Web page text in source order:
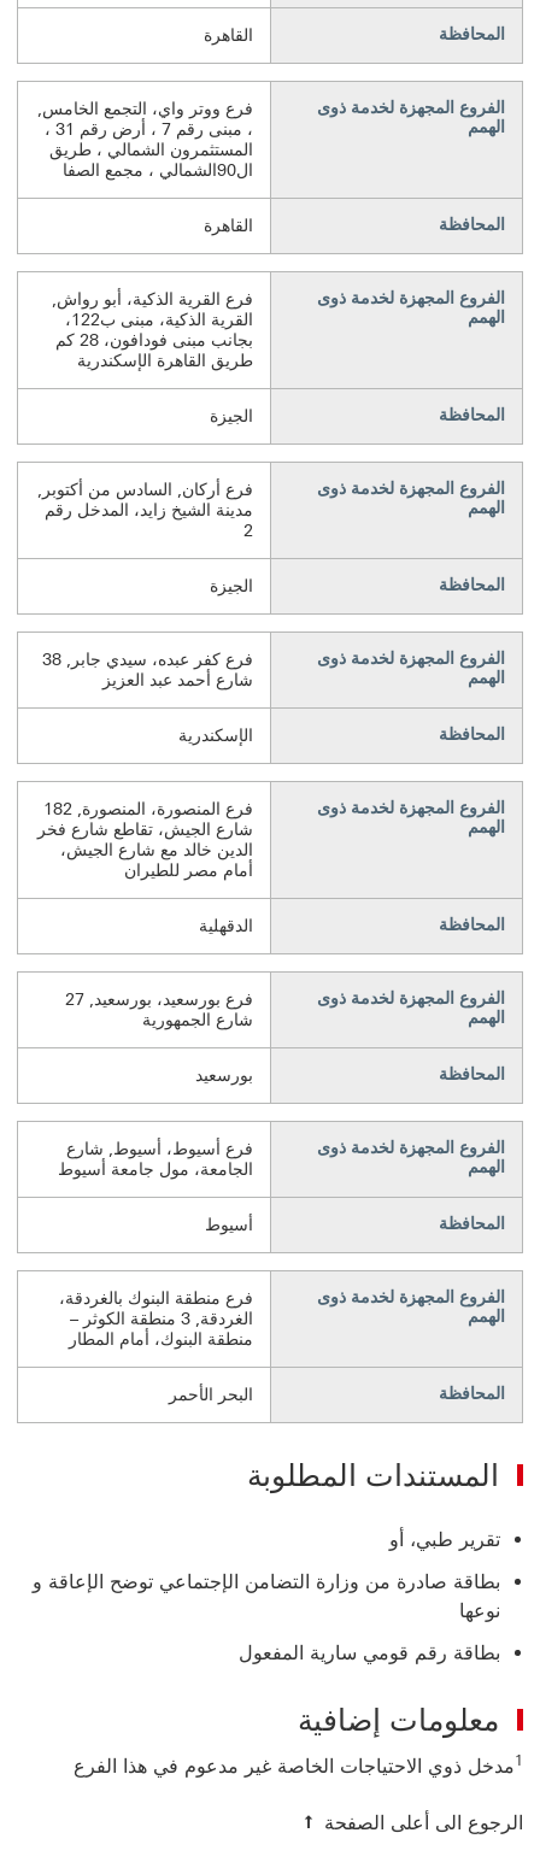
المحافظة القاهرة
الفروع المجهزة لخدمة ذوى
الهمم
فرع ووتر واي، التجمع الخامس,
، مبنى رقم 7 ، أرض رقم 31 ،
المستثمرون الشمالي ، طريق
ال90الشمالي ، مجمع الصفا
المحافظة القاهرة
الفروع المجهزة لخدمة ذوى
الهمم
فرع القرية الذكية، أبو رواش,
القرية الذكية، مبنى ب122،
بجانب مبنى فودافون، 28 كم
طريق القاهرة الإسكندرية
المحافظة الجيزة
الفروع المجهزة لخدمة ذوى
الهمم
فرع أركان, السادس من أكتوبر,
مدينة الشيخ زايد، المدخل رقم
2
المحافظة الجيزة
الفروع المجهزة لخدمة ذوى
الهمم
فرع كفر عبده، سيدي جابر, 38
شارع أحمد عبد العزيز
المحافظة الإسكندرية
الفروع المجهزة لخدمة ذوى
الهمم
فرع المنصورة، المنصورة, 182
شارع الجيش، تقاطع شارع فخر
الدين خالد مع شارع الجيش،
أمام مصر للطيران
المحافظة الدقهلية
الفروع المجهزة لخدمة ذوى
الهمم
فرع بورسعيد، بورسعيد, 27
شارع الجمهورية
المحافظة بورسعيد
الفروع المجهزة لخدمة ذوى
الهمم
فرع أسيوط، أسيوط, شارع
الجامعة، مول جامعة أسيوط
المحافظة أسيوط
الفروع المجهزة لخدمة ذوى
الهمم
فرع منطقة البنوك بالغردقة،
الغردقة, 3 منطقة الكوثر –
منطقة البنوك، أمام المطار
المحافظة البحر الأحمر
المستندات المطلوبة
تقرير طبي، أو
بطاقة صادرة من وزارة التضامن الإجتماعي توضح الإعاقة و
نوعها
بطاقة رقم قومي سارية المفعول
معلومات إضافية
1مدخل ذوي الاحتياجات الخاصة غير مدعوم في هذا الفرع
الرجوع الى أعلى الصفحة